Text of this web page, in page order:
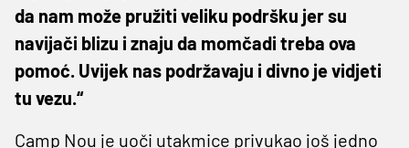
da nam može pružiti veliku podršku jer su
navijači blizu i znaju da momčadi treba ova
pomoć. Uvijek nas podržavaju i divno je vidjeti
tu vezu.“
Camp Nou je uoči utakmice privukao još jedno